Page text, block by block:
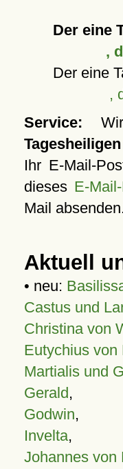
Der eine
,
Der eine
,
Service:
Tagesheiligen
Ihr E-Mail-
dieses E-
Mail
Aktuell
• neu:
Castus und
Christina von
Eutychius von
Martialis und
Gerald,
Godwin,
Invelta,
Johannes von